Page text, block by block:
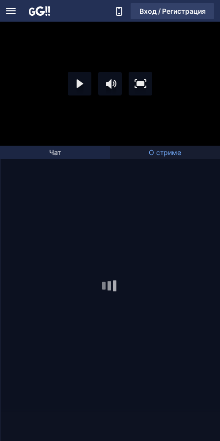
Вход / Регистрация
Чат О стриме